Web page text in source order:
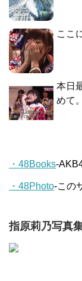
ここ
本日
めて。
・48Books-
・48Photo-この
指原莉乃写真